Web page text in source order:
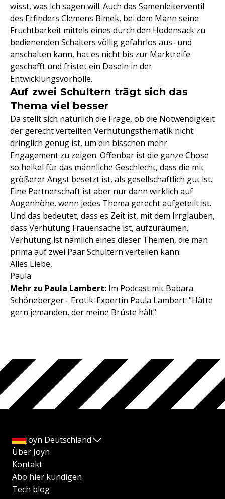
wisst, was ich sagen will. Auch das Samenleiterventil
des Erfinders Clemens Bimek, bei dem Mann seine
Fruchtbarkeit mittels eines durch den Hodensack zu
bedienenden Schalters völlig gefahrlos aus- und
anschalten kann, hat es nicht bis zur Marktreife
geschafft und fristet ein Dasein in der
Entwicklungsvorhölle.
Auf zwei Schultern trägt sich das
Thema viel besser
Da stellt sich natürlich die Frage, ob die Notwendigkeit
der gerecht verteilten Verhütungsthematik nicht
dringlich genug ist, um ein bisschen mehr
Engagement zu zeigen. Offenbar ist die ganze Chose
so heikel für das männliche Geschlecht, dass die mit
größerer Angst besetzt ist, als gesellschaftlich gut ist.
Eine Partnerschaft ist aber nur dann wirklich auf
Augenhöhe, wenn jedes Thema gerecht aufgeteilt ist.
Und das bedeutet, dass es Zeit ist, mit dem Irrglauben,
dass Verhütung Frauensache ist, aufzuräumen.
Verhütung ist nämlich eines dieser Themen, die man
prima auf zwei Paar Schultern verteilen kann.
Alles Liebe,
Paula
Mehr zu Paula Lambert: Im Podcast mit Babara
Schöneberger - Erotik-Expertin Paula Lambert: "Hätte
gern jemanden, der meine Brüste hält"
Joyn Deutschland
Über Joyn
Kontakt
Abo hier kündigen
Tech blog